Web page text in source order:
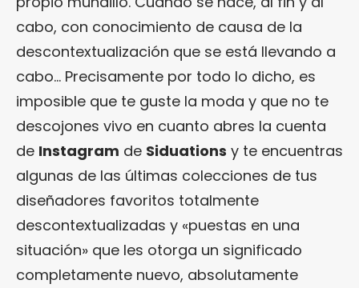
cabo, con conocimiento de causa de la
descontextualización que se está llevando a
cabo… Precisamente por todo lo dicho, es
imposible que te guste la moda y que no te
descojones vivo en cuanto abres la cuenta
de Instagram de Siduations y te encuentras
algunas de las últimas colecciones de tus
diseñadores favoritos totalmente
descontextualizadas y «puestas en una
situación» que les otorga un significado
completamente nuevo, absolutamente